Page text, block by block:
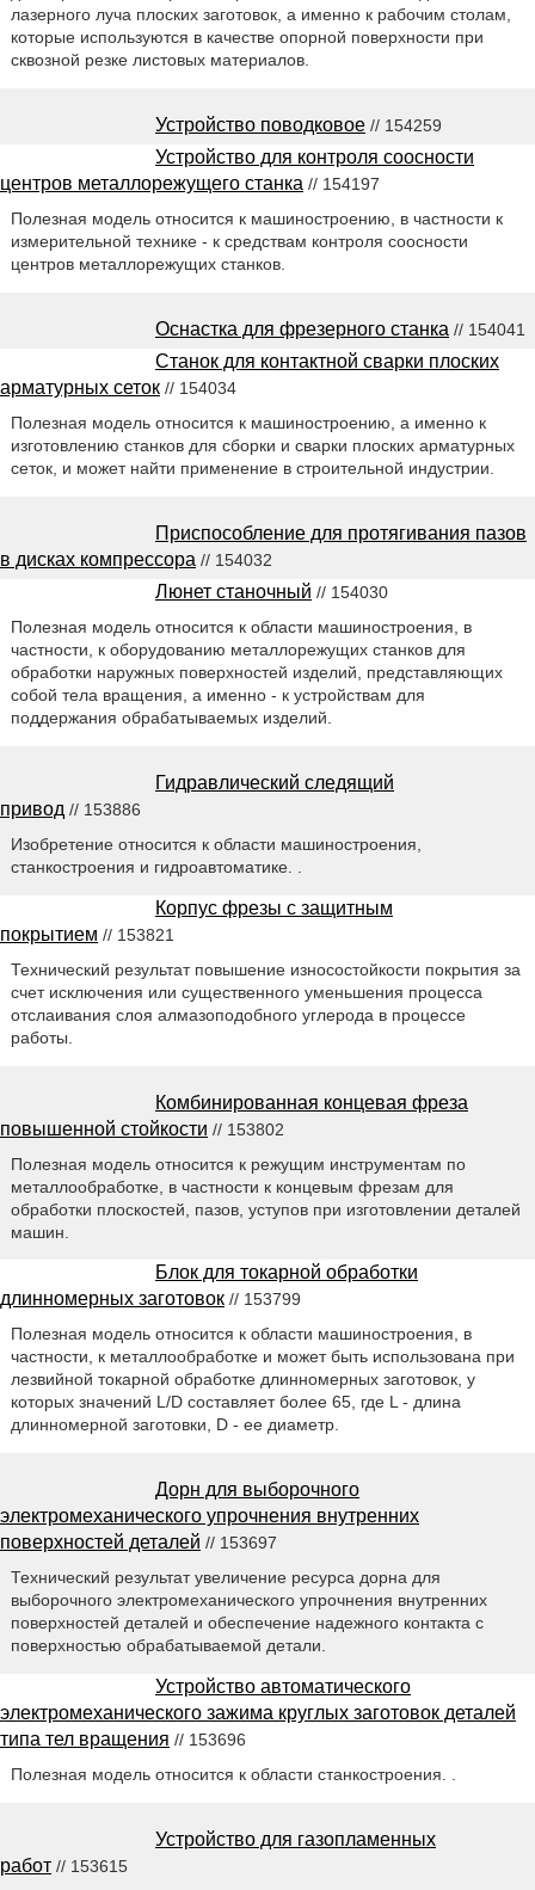
лазерного луча плоских заготовок, а именно к рабочим столам,
которые используются в качестве опорной поверхности при
сквозной резке листовых материалов.
Устройство поводковое // 154259
Устройство для контроля соосности
центров металлорежущего станка // 154197
Полезная модель относится к машиностроению, в частности к
измерительной технике - к средствам контроля соосности
центров металлорежущих станков.
Оснастка для фрезерного станка // 154041
Станок для контактной сварки плоских
арматурных сеток // 154034
Полезная модель относится к машиностроению, а именно к
изготовлению станков для сборки и сварки плоских арматурных
сеток, и может найти применение в строительной индустрии.
Приспособление для протягивания пазов
в дисках компрессора // 154032
Люнет станочный // 154030
Полезная модель относится к области машиностроения, в
частности, к оборудованию металлорежущих станков для
обработки наружных поверхностей изделий, представляющих
собой тела вращения, а именно - к устройствам для
поддержания обрабатываемых изделий.
Гидравлический следящий
привод // 153886
Изобретение относится к области машиностроения,
станкостроения и гидроавтоматике. .
Корпус фрезы с защитным
покрытием // 153821
Технический результат повышение износостойкости покрытия за
счет исключения или существенного уменьшения процесса
отслаивания слоя алмазоподобного углерода в процессе
работы.
Комбинированная концевая фреза
повышенной стойкости // 153802
Полезная модель относится к режущим инструментам по
металлообработке, в частности к концевым фрезам для
обработки плоскостей, пазов, уступов при изготовлении деталей
машин.
Блок для токарной обработки
длинномерных заготовок // 153799
Полезная модель относится к области машиностроения, в
частности, к металлообработке и может быть использована при
лезвийной токарной обработке длинномерных заготовок, у
которых значений L/D составляет более 65, где L - длина
длинномерной заготовки, D - ее диаметр.
Дорн для выборочного
электромеханического упрочнения внутренних
поверхностей деталей // 153697
Технический результат увеличение ресурса дорна для
выборочного электромеханического упрочнения внутренних
поверхностей деталей и обеспечение надежного контакта с
поверхностью обрабатываемой детали.
Устройство автоматического
электромеханического зажима круглых заготовок деталей
типа тел вращения // 153696
Полезная модель относится к области станкостроения. .
Устройство для газопламенных
работ // 153615